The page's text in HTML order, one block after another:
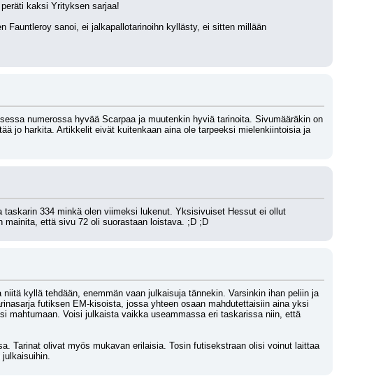
kaksi Yrityksen sarjaa!
Fauntleroy sanoi, ei jalkapallotarinoihn kyllästy, ei sitten millään
numerossa hyvää Scarpaa ja muutenkin hyviä tarinoita. Sivumääräkin on
jo harkita. Artikkelit eivät kuitenkaan aina ole tarpeeksi mielenkiintoisia ja
334 minkä olen viimeksi lukenut. Yksisivuiset Hessut ei ollut
mainita, että sivu 72 oli suorastaan loistava. ;D ;D
kyllä tehdään, enemmän vaan julkaisuja tännekin. Varsinkin ihan peliin ja
futiksen EM-kisoista, jossa yhteen osaan mahdutettaisiin aina yksi
mahtumaan. Voisi julkaista vaikka useammassa eri taskarissa niin, että
Tarinat olivat myös mukavan erilaisia. Tosin futisekstraan olisi voinut laittaa